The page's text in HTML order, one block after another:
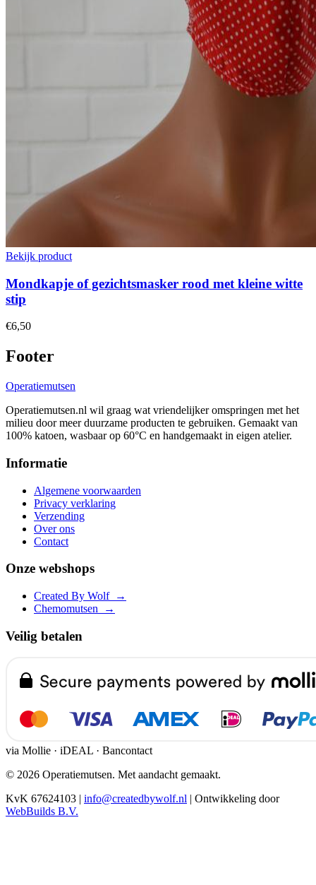
Bekijk product
Mondkapje of gezichtsmasker rood met kleine witte
stip
€6,50
Footer
Operatiemutsen
Operatiemutsen.nl wil graag wat vriendelijker omspringen met het
milieu door meer duurzame producten te gebruiken. Gemaakt van
100% katoen, wasbaar op 60°C en handgemaakt in eigen atelier.
Informatie
Algemene voorwaarden
Privacy verklaring
Verzending
Over ons
Contact
Onze webshops
Created By Wolf →
Chemomutsen
→
Veilig betalen
via Mollie · iDEAL · Bancontact
© 2026 Operatiemutsen. Met aandacht gemaakt.
KvK 67624103 | info@createdbywolf.nl | Ontwikkeling door
WebBuilds B.V.